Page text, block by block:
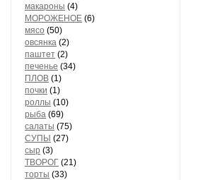
макароны (4)
МОРОЖЕНОЕ (6)
мясо (50)
овсянка (2)
паштет (2)
печенье (34)
ПЛОВ (1)
почки (1)
роллы (10)
рыба (69)
салаты (75)
СУПЫ (27)
сыр (3)
ТВОРОГ (21)
торты (33)